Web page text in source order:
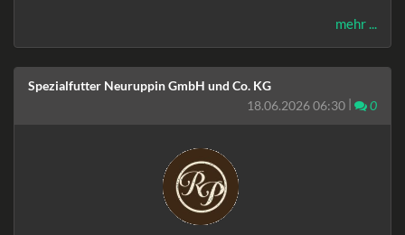
mehr ...
Spezialfutter Neuruppin GmbH und Co. KG
18.06.2026 06:30
0